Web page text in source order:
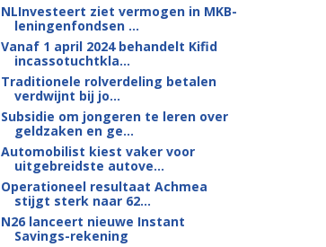
NLInvesteert ziet vermogen in MKB-
leningenfondsen ...
Vanaf 1 april 2024 behandelt Kifid
incassotuchtkla...
Traditionele rolverdeling betalen
verdwijnt bij jo...
Subsidie om jongeren te leren over
geldzaken en ge...
Automobilist kiest vaker voor
uitgebreidste autove...
Operationeel resultaat Achmea
stijgt sterk naar 62...
N26 lanceert nieuwe Instant
Savings-rekening